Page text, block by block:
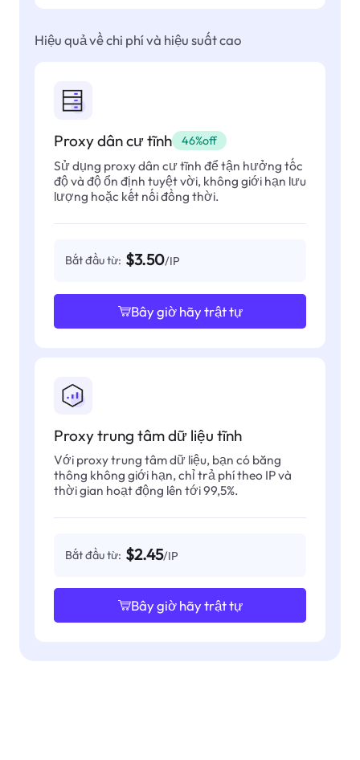
Hiệu quả về chi phí và hiệu suất cao
Proxy dân cư tĩnh 46%off
Sử dụng proxy dân cư tĩnh để tận hưởng tốc
độ và độ ổn định tuyệt vời, không giới hạn lưu
lượng hoặc kết nối đồng thời.
Bắt đầu từ: $3.50/IP
Bây giờ hãy trật tự
Proxy trung tâm dữ liệu tĩnh
Với proxy trung tâm dữ liệu, bạn có băng
thông không giới hạn, chỉ trả phí theo IP và
thời gian hoạt động lên tới 99,5%.
Bắt đầu từ: $2.45/IP
Bây giờ hãy trật tự